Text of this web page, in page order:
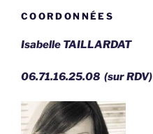
COORDONNÉES
Isabelle TAILLARDAT
06.71.16.25.08 (sur RDV)